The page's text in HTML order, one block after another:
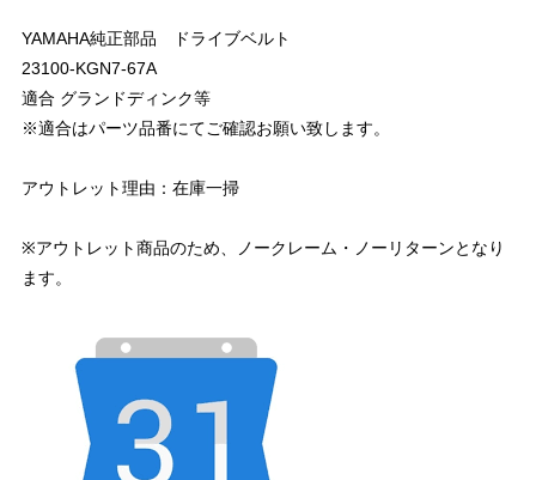
YAMAHA純正部品 ドライブベルト
23100-KGN7-67A
適合 グランドディンク等
※適合はパーツ品番にてご確認お願い致します。
アウトレット理由：在庫一掃
※アウトレット商品のため、ノークレーム・ノーリターンとなり
ます。